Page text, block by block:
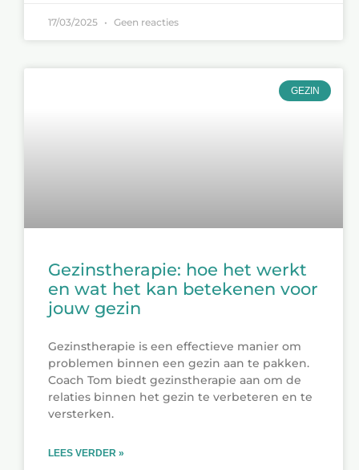
17/03/2025 Geen reacties
GEZIN
Gezinstherapie: hoe het werkt
en wat het kan betekenen voor
jouw gezin
Gezinstherapie is een effectieve manier om
problemen binnen een gezin aan te pakken.
Coach Tom biedt gezinstherapie aan om de
relaties binnen het gezin te verbeteren en te
versterken.
LEES VERDER »